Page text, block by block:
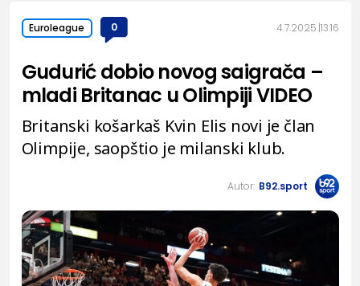
Euroleague 0 4.7.2025. 13:16
Gudurić dobio novog saigrača –
mladi Britanac u Olimpiji VIDEO
Britanski košarkaš Kvin Elis novi je član
Olimpije, saopštio je milanski klub.
Autor: B92.sport